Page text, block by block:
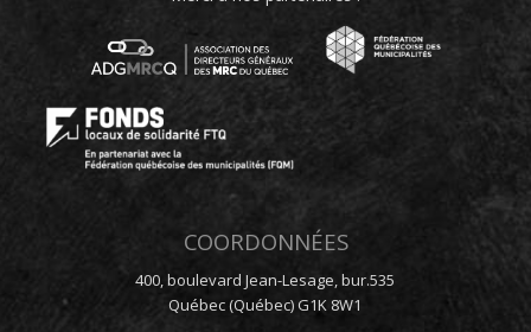
COORDONNÉES
400, boulevard Jean-Lesage, bur.535
Québec (Québec) G1K 8W1